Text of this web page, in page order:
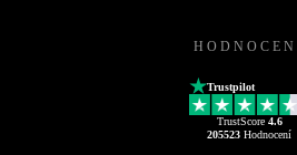
Trustpilot
TrustScore 4.6
205523 Hodnocení